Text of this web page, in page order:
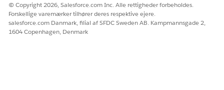
© Copyright 2026, Salesforce.com Inc. Alle rettigheder forbeholdes.
Forskellige varemærker tilhører deres respektive ejere.
salesforce.com Danmark, filial af SFDC Sweden AB. Kampmannsgade 2,
1604 Copenhagen, Denmark